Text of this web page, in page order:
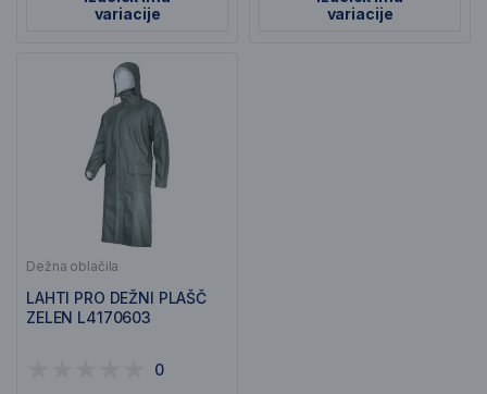
variacije
variacije
Dežna oblačila
LAHTI PRO DEŽNI PLAŠČ
ZELEN L4170603
0